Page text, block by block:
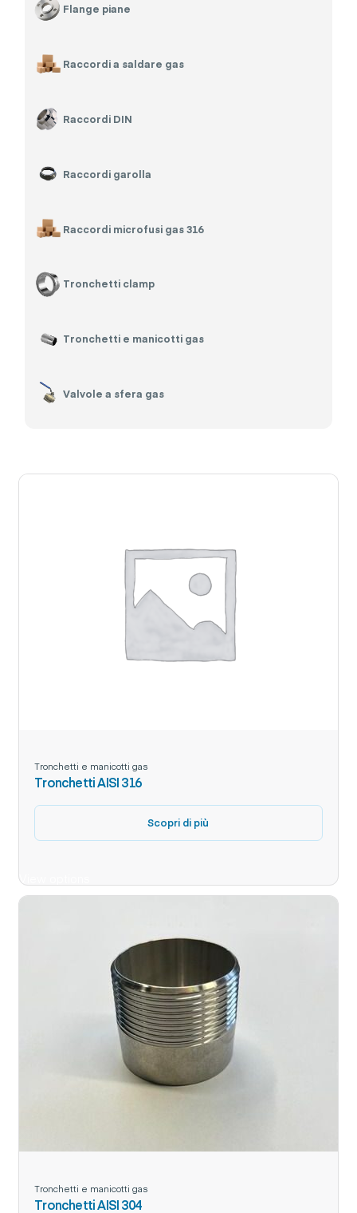
Flange piane
Raccordi a saldare gas
Raccordi DIN
Raccordi garolla
Raccordi microfusi gas 316
Tronchetti clamp
Tronchetti e manicotti gas
Valvole a sfera gas
Tronchetti e manicotti gas
Tronchetti AISI 316
Scopri di più
View options
Tronchetti e manicotti gas
Tronchetti AISI 304